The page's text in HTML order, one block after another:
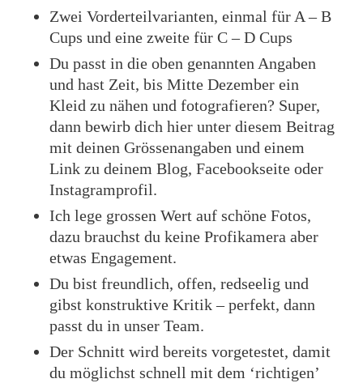
Zwei Vorderteilvarianten, einmal für A – B
Cups und eine zweite für C – D Cups
Du passt in die oben genannten Angaben
und hast Zeit, bis Mitte Dezember ein
Kleid zu nähen und fotografieren? Super,
dann bewirb dich hier unter diesem Beitrag
mit deinen Grössenangaben und einem
Link zu deinem Blog, Facebookseite oder
Instagramprofil.
Ich lege grossen Wert auf schöne Fotos,
dazu brauchst du keine Profikamera aber
etwas Engagement.
Du bist freundlich, offen, redseelig und
gibst konstruktive Kritik – perfekt, dann
passt du in unser Team.
Der Schnitt wird bereits vorgetestet, damit
du möglichst schnell mit dem ‘richtigen’